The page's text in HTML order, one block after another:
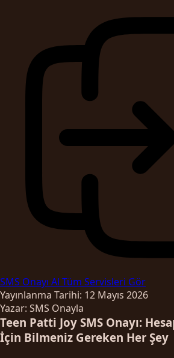
SMS Onayı Al Tüm Servisleri Gör
Yayınlanma Tarihi: 12 Mayıs 2026
Yazar: SMS Onayla
Teen Patti Joy SMS Onayı:
İçin Bilmeniz Gereken Her Şey